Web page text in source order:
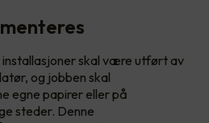
skal være utført av
og jobben skal
egne papirer eller på
steder. Denne